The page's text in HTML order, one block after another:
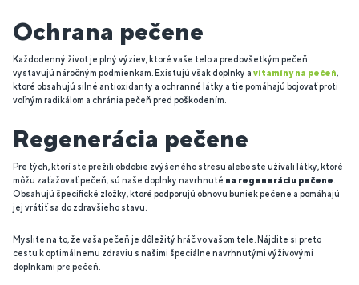
Ochrana pečene
Každodenný život je plný výziev, ktoré vaše telo a predovšetkým pečeň
vystavujú náročným podmienkam. Existujú však doplnky a vitamíny na pečeň,
ktoré obsahujú silné antioxidanty a ochranné látky a tie pomáhajú bojovať proti
voľným radikálom a chránia pečeň pred poškodením.
Regenerácia pečene
Pre tých, ktorí ste prežili obdobie zvýšeného stresu alebo ste užívali látky, ktoré
môžu zaťažovať pečeň, sú naše doplnky navrhnuté na regeneráciu pečene
Obsahujú špecifické zložky, ktoré podporujú obnovu buniek pečene a pomáhajú
jej vrátiť sa do zdravšieho stavu.
Myslite na to, že vaša pečeň je dôležitý hráč vo vašom tele. Nájdite si preto
cestu k optimálnemu zdraviu s našimi špeciálne navrhnutými výživovými
doplnkami pre pečeň.